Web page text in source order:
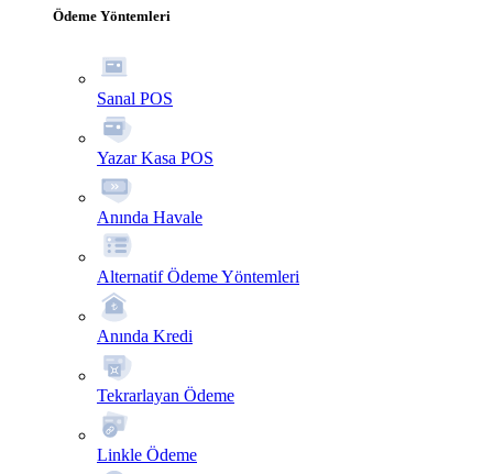
Ödeme Yöntemleri
Sanal POS
Yazar Kasa POS
Anında Havale
Alternatif Ödeme Yöntemleri
Anında Kredi
Tekrarlayan Ödeme
Linkle Ödeme